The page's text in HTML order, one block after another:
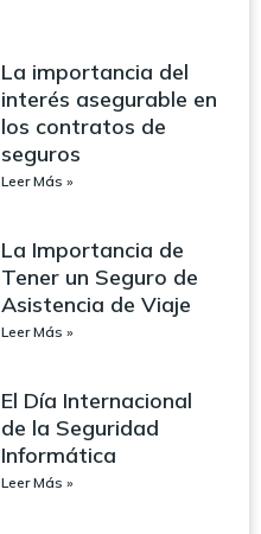
La importancia del
interés asegurable en
los contratos de
seguros
Leer Más »
La Importancia de
Tener un Seguro de
Asistencia de Viaje
Leer Más »
El Día Internacional
de la Seguridad
Informática
Leer Más »